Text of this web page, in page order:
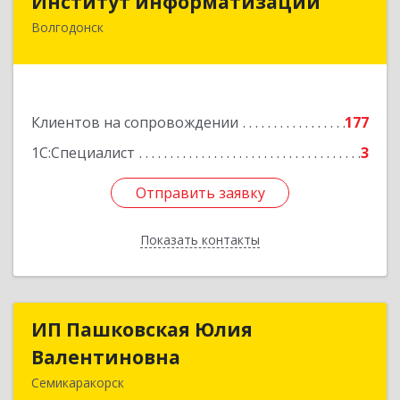
Волгодонск
Клиентов на сопровождении
177
1С:Специалист
3
Отправить заявку
Показать контакты
347383, Ростовская обл, Волгодонск г, Маршала
Отправить заявку
Назад
ИП Пашковская Юлия
Валентиновна
Семикаракорск
ИП Пашковская Юлия